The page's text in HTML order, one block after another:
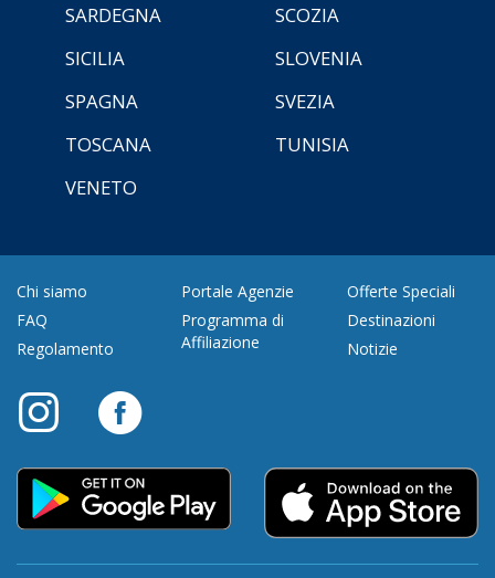
SARDEGNA
SCOZIA
SICILIA
SLOVENIA
SPAGNA
SVEZIA
TOSCANA
TUNISIA
VENETO
Chi siamo
FAQ
Regolamento
Portale Agenzie
Programma di
Affiliazione
Offerte Speciali
Destinazioni
Notizie